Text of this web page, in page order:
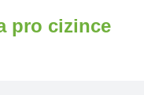
pro cizince